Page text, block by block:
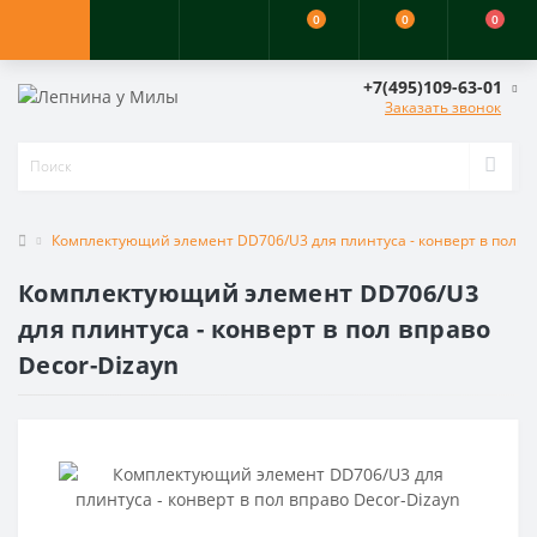
0 0 0
+7(495)109-63-01
Заказать звонок
Комплектующий элемент DD706/U3 для плинтуса - конверт в пол
Комплектующий элемент DD706/U3
для плинтуса - конверт в пол вправо
Decor-Dizayn